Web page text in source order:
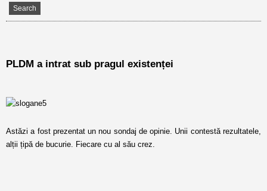
PLDM a intrat sub pragul existenței
Astăzi a fost prezentat un nou sondaj de opinie. Unii contestă rezultatele,
alții țipă de bucurie. Fiecare cu al său crez.